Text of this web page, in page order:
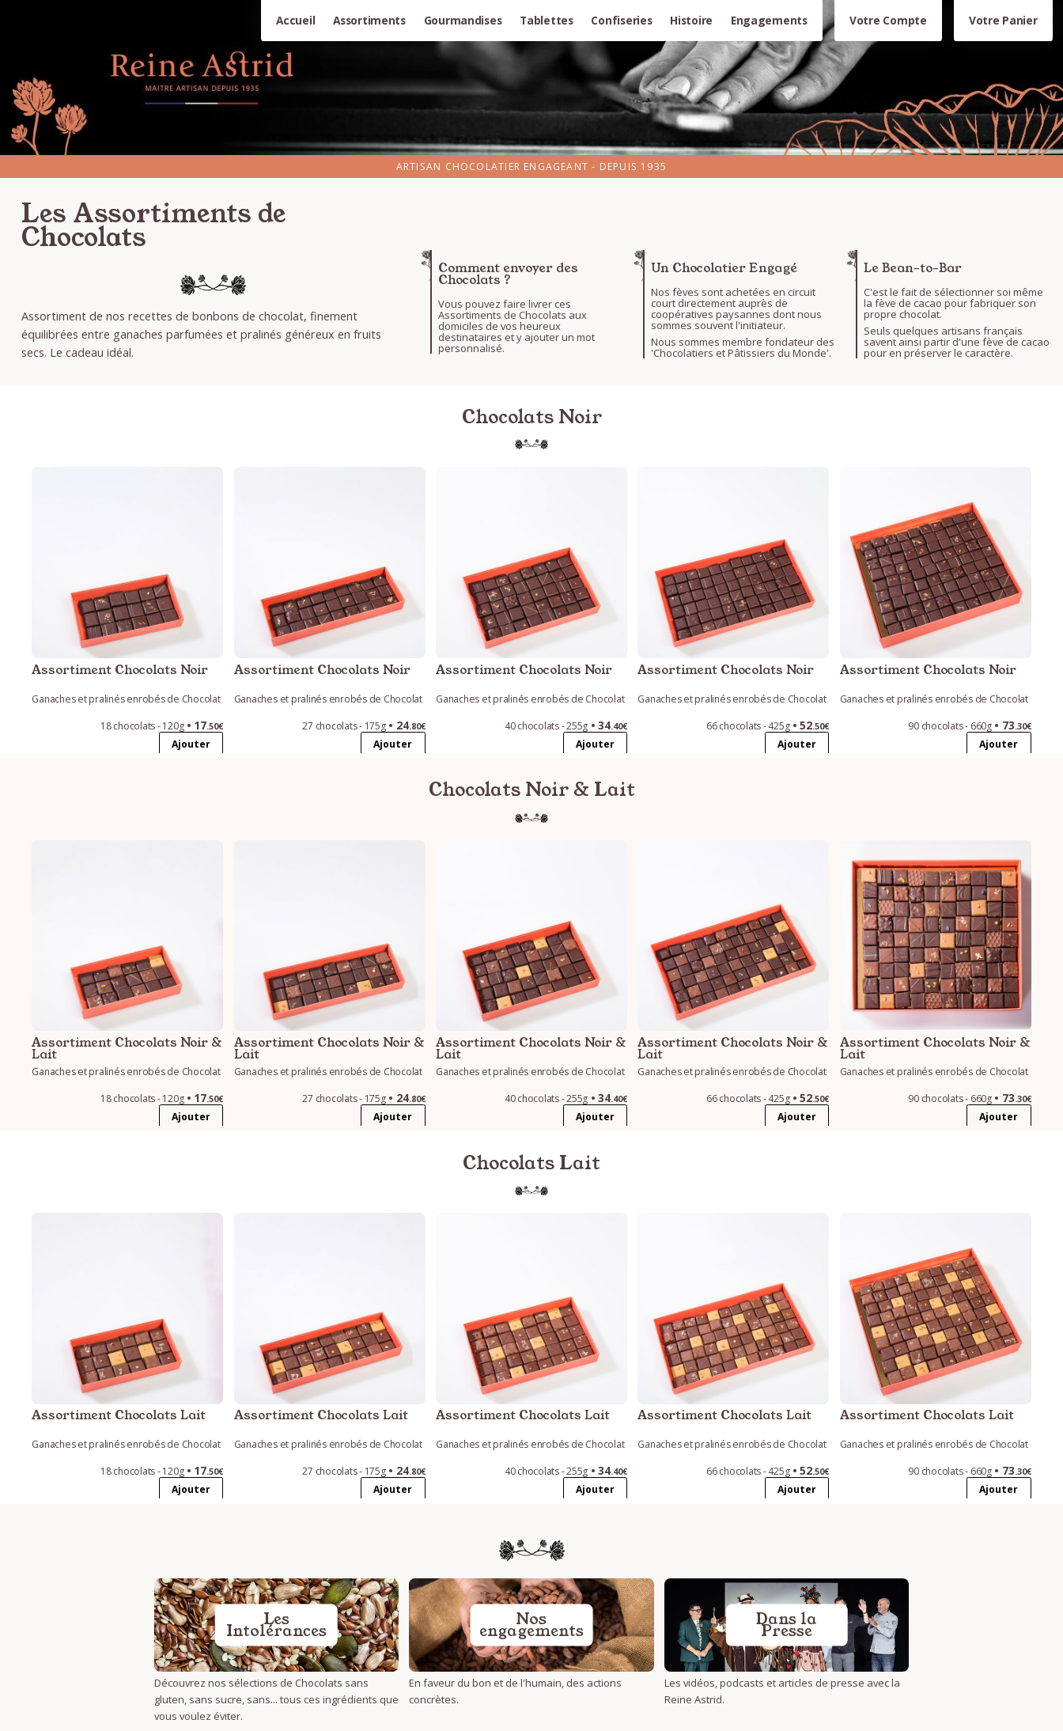
Accueil Assortiments Gourmandises Tablettes Confiseries Histoire Engagements Votre Compte Votre Panier
ARTISAN CHOCOLATIER ENGAGEANT - DEPUIS 1935
Les Assortiments de
Chocolats
Assortiment de nos recettes de bonbons de chocolat, finement
équilibrées entre ganaches parfumées et pralinés généreux en fruits
secs. Le cadeau idéal.
Comment envoyer des
Chocolats ?
Vous pouvez faire livrer ces
Assortiments de Chocolats aux
domiciles de vos heureux
destinataires et y ajouter un mot
personnalisé.
Un Chocolatier Engagé
Nos fèves sont achetées en circuit
court directement auprès de
coopératives paysannes dont nous
sommes souvent l'initiateur.
Nous sommes membre fondateur des
'Chocolatiers et Pâtissiers du Monde'.
Le Bean-to-Bar
C'est le fait de sélectionner soi même
la fève de cacao pour fabriquer son
propre chocolat.
Seuls quelques artisans français
savent ainsi partir d'une fève de cacao
pour en préserver le caractère.
Chocolats Noir
Assortiment Chocolats Noir
Ganaches et pralinés enrobés de Chocolat
18 chocolats - 120g
17.50€
Ajouter
Assortiment Chocolats Noir
Ganaches et pralinés enrobés de Chocolat
27 chocolats - 175g
24.80€
Ajouter
Assortiment Chocolats Noir
Ganaches et pralinés enrobés de Chocolat
40 chocolats - 255g
34.40€
Ajouter
Assortiment Chocolats Noir
Ganaches et pralinés enrobés de Chocolat
66 chocolats - 425g
52.50€
Ajouter
Assortiment Chocolats Noir
Ganaches et pralinés enrobés de Chocolat
90 chocolats - 660g
73.30€
Ajouter
Chocolats Noir & Lait
Assortiment Chocolats Noir &
Lait
Ganaches et pralinés enrobés de Chocolat
18 chocolats - 120g
17.50€
Ajouter
Assortiment Chocolats Noir &
Lait
Ganaches et pralinés enrobés de Chocolat
27 chocolats - 175g
24.80€
Ajouter
Assortiment Chocolats Noir &
Lait
Ganaches et pralinés enrobés de Chocolat
40 chocolats - 255g
34.40€
Ajouter
Assortiment Chocolats Noir &
Lait
Ganaches et pralinés enrobés de Chocolat
66 chocolats - 425g
52.50€
Ajouter
Assortiment Chocolats Noir &
Lait
Ganaches et pralinés enrobés de Chocolat
90 chocolats - 660g
73.30€
Ajouter
Chocolats Lait
Assortiment Chocolats Lait
Ganaches et pralinés enrobés de Chocolat
18 chocolats - 120g
17.50€
Ajouter
Assortiment Chocolats Lait
Ganaches et pralinés enrobés de Chocolat
27 chocolats - 175g
24.80€
Ajouter
Assortiment Chocolats Lait
Ganaches et pralinés enrobés de Chocolat
40 chocolats - 255g
34.40€
Ajouter
Assortiment Chocolats Lait
Ganaches et pralinés enrobés de Chocolat
66 chocolats - 425g
52.50€
Ajouter
Assortiment Chocolats Lait
Ganaches et pralinés enrobés de Chocolat
90 chocolats - 660g
73.30€
Ajouter
Les
Intolérances
Découvrez nos sélections de Chocolats sans
gluten, sans sucre, sans... tous ces ingrédients que
vous voulez éviter.
Nos
engagements
En faveur du bon et de l'humain, des actions
concrètes.
Dans la
Presse
Les vidéos, podcasts et articles de presse avec la
Reine Astrid.